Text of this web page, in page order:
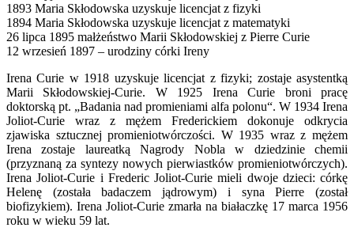
1893 Maria Skłodowska uzyskuje licencjat z fizyki
1894 Maria Skłodowska uzyskuje licencjat z matematyki
26 lipca 1895 małżeństwo Marii Skłodowskiej z Pierre Curie
12 wrzesień 1897 – urodziny córki Ireny
Irena Curie w 1918 uzyskuje licencjat z fizyki; zostaje asystentką
Marii Skłodowskiej-Curie. W 1925 Irena Curie broni pracę
doktorską pt. „Badania nad promieniami alfa polonu“. W 1934 Irena
Joliot-Curie wraz z mężem Frederickiem dokonuje odkrycia
zjawiska sztucznej promieniotwórczości. W 1935 wraz z mężem
Irena zostaje laureatką Nagrody Nobla w dziedzinie chemii
(przyznaną za syntezy nowych pierwiastków promieniotwórczych).
Irena Joliot-Curie i Frederic Joliot-Curie mieli dwoje dzieci: córkę
Helenę (została badaczem jądrowym) i syna Pierre (został
biofizykiem). Irena Joliot-Curie zmarła na białaczkę 17 marca 1956
roku w wieku 59 lat.